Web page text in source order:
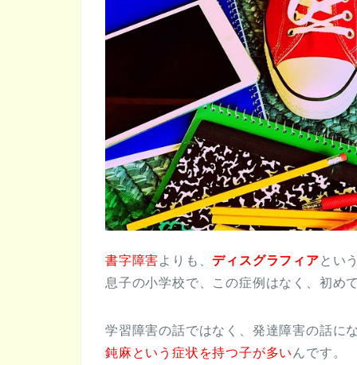
書字障害よりも、ディスグラフィア とい
息子の小学校で、この症例はなく、初め
学習障害の話ではなく、発達障害の話に
鈍麻という症状を持つ子が多い んです。